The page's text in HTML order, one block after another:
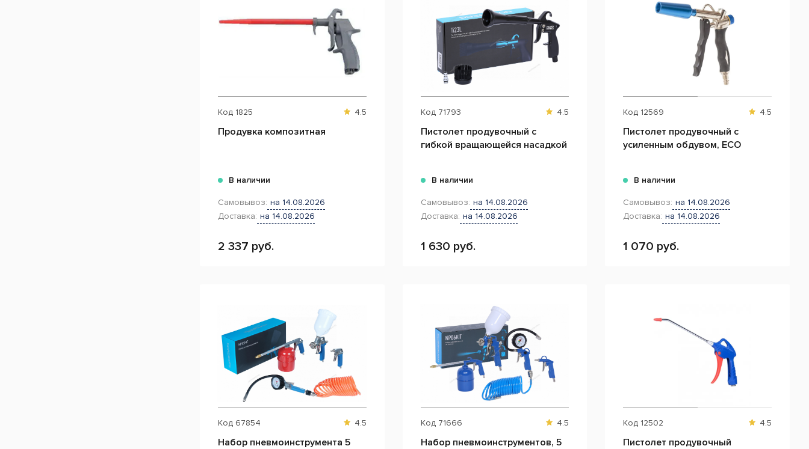
Код 1825 4.5
Продувка композитная
В наличии
Самовывоз: на 14.08.2026
Доставка: на 14.08.2026
2 337 руб.
Код 71793 4.5
Пистолет продувочный с
гибкой вращающейся насадкой
В наличии
Самовывоз: на 14.08.2026
Доставка: на 14.08.2026
1 630 руб.
Код 12569 4.5
Пистолет продувочный с
усиленным обдувом, ECO
В наличии
Самовывоз: на 14.08.2026
Доставка: на 14.08.2026
1 070 руб.
Код 67854 4.5
Набор пневмоинструмента 5
Код 71666 4.5
Набор пневмоинструментов, 5
Код 12502 4.5
Пистолет продувочный